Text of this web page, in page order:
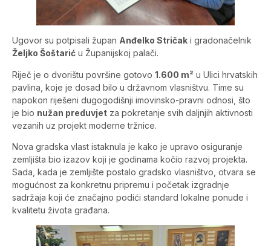
Ugovor su potpisali župan Anđelko Stričak i gradonačelnik
Željko Šoštarić u Županijskoj palači.
Riječ je o dvorištu površine gotovo 1.600 m² u Ulici hrvatskih
pavlina, koje je dosad bilo u državnom vlasništvu. Time su
napokon riješeni dugogodišnji imovinsko-pravni odnosi, što
je bio nužan preduvjet za pokretanje svih daljnjih aktivnosti
vezanih uz projekt moderne tržnice.
Nova gradska vlast istaknula je kako je upravo osiguranje
zemljišta bio izazov koji je godinama kočio razvoj projekta.
Sada, kada je zemljište postalo gradsko vlasništvo, otvara se
mogućnost za konkretnu pripremu i početak izgradnje
sadržaja koji će značajno podići standard lokalne ponude i
kvalitetu života građana.